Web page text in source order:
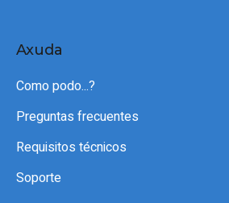
Axuda
Como podo...?
Preguntas frecuentes
Requisitos técnicos
Soporte